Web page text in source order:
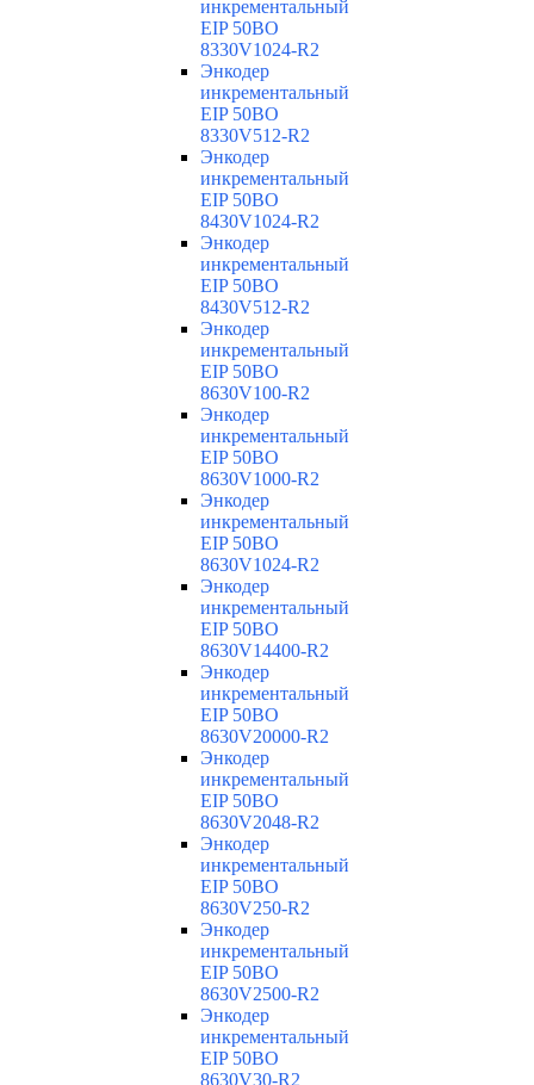
инкрементальный
EIP 50BO
8330V1024-R2
Энкодер
инкрементальный
EIP 50BO
8330V512-R2
Энкодер
инкрементальный
EIP 50BO
8430V1024-R2
Энкодер
инкрементальный
EIP 50BO
8430V512-R2
Энкодер
инкрементальный
EIP 50BO
8630V100-R2
Энкодер
инкрементальный
EIP 50BO
8630V1000-R2
Энкодер
инкрементальный
EIP 50BO
8630V1024-R2
Энкодер
инкрементальный
EIP 50BO
8630V14400-R2
Энкодер
инкрементальный
EIP 50BO
8630V20000-R2
Энкодер
инкрементальный
EIP 50BO
8630V2048-R2
Энкодер
инкрементальный
EIP 50BO
8630V250-R2
Энкодер
инкрементальный
EIP 50BO
8630V2500-R2
Энкодер
инкрементальный
EIP 50BO
8630V30-R2